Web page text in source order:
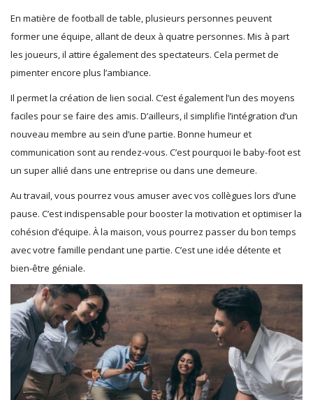
En matière de football de table, plusieurs personnes peuvent
former une équipe, allant de deux à quatre personnes. Mis à part
les joueurs, il attire également des spectateurs. Cela permet de
pimenter encore plus l’ambiance.
Il permet la création de lien social. C’est également l’un des moyens
faciles pour se faire des amis. D’ailleurs, il simplifie l’intégration d’un
nouveau membre au sein d’une partie. Bonne humeur et
communication sont au rendez-vous. C’est pourquoi le baby-foot est
un super allié dans une entreprise ou dans une demeure.
Au travail, vous pourrez vous amuser avec vos collègues lors d’une
pause. C’est indispensable pour booster la motivation et optimiser la
cohésion d’équipe. À la maison, vous pourrez passer du bon temps
avec votre famille pendant une partie. C’est une idée détente et
bien-être géniale.